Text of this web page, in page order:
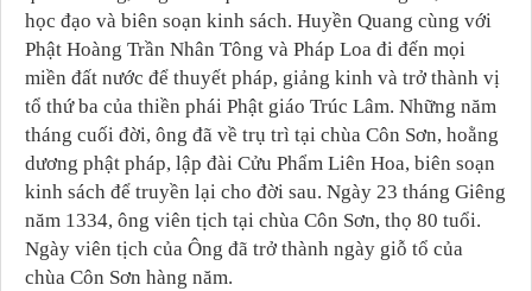
học đạo và biên soạn kinh sách. Huyền Quang cùng với
Phật Hoàng Trần Nhân Tông và Pháp Loa đi đến mọi
miền đất nước để thuyết pháp, giảng kinh và trở thành vị
tổ thứ ba của thiền phái Phật giáo Trúc Lâm. Những năm
tháng cuối đời, ông đã về trụ trì tại chùa Côn Sơn, hoằng
dương phật pháp, lập đài Cửu Phẩm Liên Hoa, biên soạn
kinh sách để truyền lại cho đời sau. Ngày 23 tháng Giêng
năm 1334, ông viên tịch tại chùa Côn Sơn, thọ 80 tuổi.
Ngày viên tịch của Ông đã trở thành ngày giỗ tổ của
chùa Côn Sơn hàng năm.